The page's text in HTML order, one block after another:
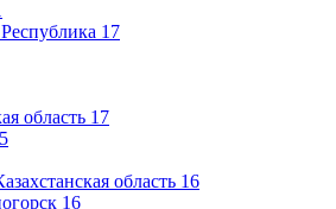
17
область 17
область 16
16